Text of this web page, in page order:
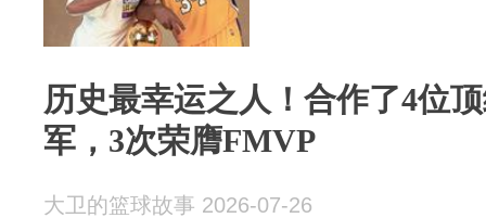
历史最幸运之人！合作了4位
军，3次荣膺FMVP
大卫的篮球故事 2026-07-26